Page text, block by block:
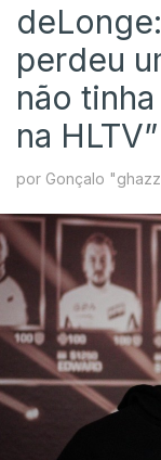
perdeu
não
na HLTV”
por Gonçalo